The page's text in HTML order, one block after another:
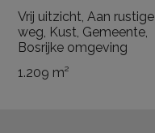
Vrij uitzicht, Aan rustige
weg, Kust, Gemeente,
Bosrijke omgeving
1.209 m²